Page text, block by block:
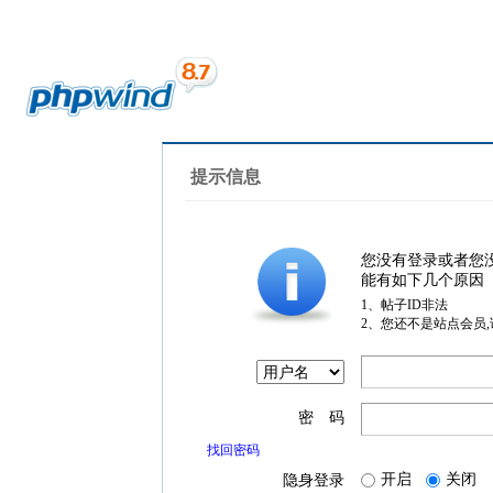
提示信息
您没有登录或者您
能有如下几个原因
1、帖子ID非法
2、您还不是站点会员
密 码
找回密码
隐身登录 开启 关闭